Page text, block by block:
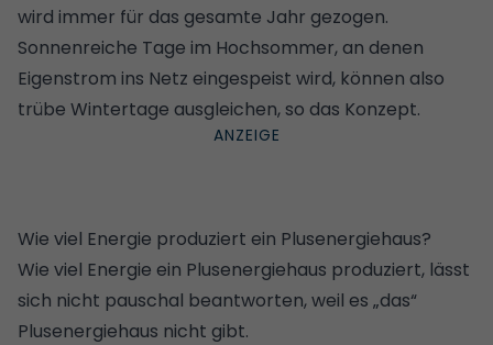
wird immer für das gesamte Jahr gezogen.
Sonnenreiche Tage im Hochsommer, an denen
Eigenstrom ins Netz eingespeist wird, können also
trübe Wintertage ausgleichen, so das Konzept.
Wie viel Energie produziert ein Plusenergiehaus?
Wie viel Energie ein Plusenergiehaus produziert, lässt
sich nicht pauschal beantworten, weil es „das“
Plusenergiehaus nicht gibt.